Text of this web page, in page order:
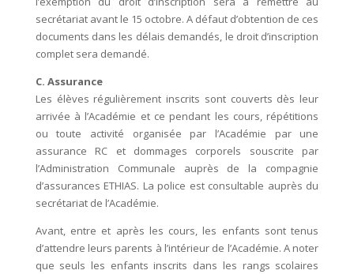
secrétariat avant le 15 octobre. A défaut d’obtention de ces
documents dans les délais demandés, le droit d’inscription
complet sera demandé.
C. Assurance
Les élèves régulièrement inscrits sont couverts dès leur
arrivée à l’Académie et ce pendant les cours, répétitions
ou toute activité organisée par l’Académie par une
assurance RC et dommages corporels souscrite par
l’Administration Communale auprès de la compagnie
d’assurances ETHIAS. La police est consultable auprès du
secrétariat de l’Académie.
Avant, entre et après les cours, les enfants sont tenus
d’attendre leurs parents à l’intérieur de l’Académie. A noter
que seuls les enfants inscrits dans les rangs scolaires